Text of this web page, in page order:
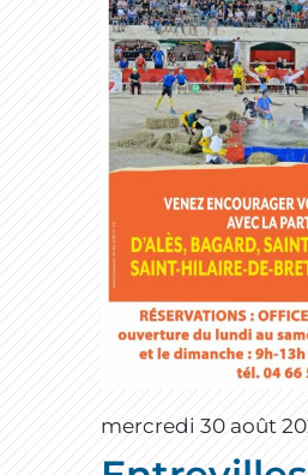
mercredi 30 août